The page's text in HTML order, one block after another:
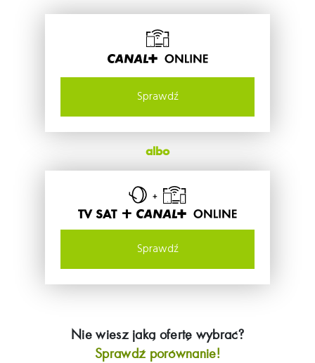
Sprawdź
albo
TV SAT +
Sprawdź
Nie wiesz jaką ofertę wybrać?
Sprawdź porównanie!